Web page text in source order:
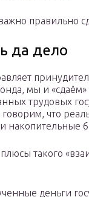
правильно
да дело
мы и «сдаём»
трудовых
что
накопительные
такого
деньги